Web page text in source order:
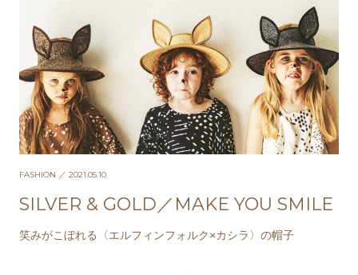
FASHION ／ 2021.05.10
SILVER & GOLD／MAKE YOU SMILE
笑みがこぼれる〈エルフィンフォルク×カシラ〉の帽子